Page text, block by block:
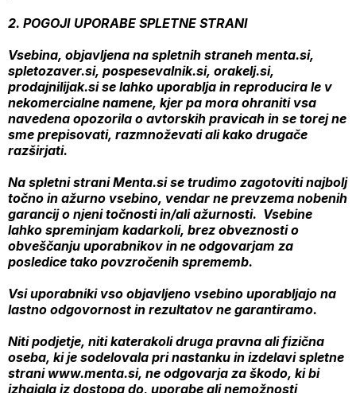
2. POGOJI UPORABE SPLETNE STRANI
Vsebina, objavljena na spletnih straneh menta.si,
spletozaver.si, pospesevalnik.si, orakelj.si,
prodajnilijak.si se lahko uporablja in reproducira le v
nekomercialne namene, kjer pa mora ohraniti vsa
navedena opozorila o avtorskih pravicah in se torej ne
sme prepisovati, razmnoževati ali kako drugače
razširjati.
Na spletni strani Menta.si se trudimo zagotoviti najbolj
točno in ažurno vsebino, vendar ne prevzema nobenih
garancij o njeni točnosti in/ali ažurnosti. Vsebine
lahko spreminjam kadarkoli, brez obveznosti o
obveščanju uporabnikov in ne odgovarjam za
posledice tako povzročenih sprememb.
Vsi uporabniki vso objavljeno vsebino uporabljajo na
lastno odgovornost in rezultatov ne garantiramo.
Niti podjetje, niti katerakoli druga pravna ali fizična
oseba, ki je sodelovala pri nastanku in izdelavi spletne
strani www.menta.si, ne odgovarja za škodo, ki bi
izhajala iz dostopa do, uporabe ali nemožnosti